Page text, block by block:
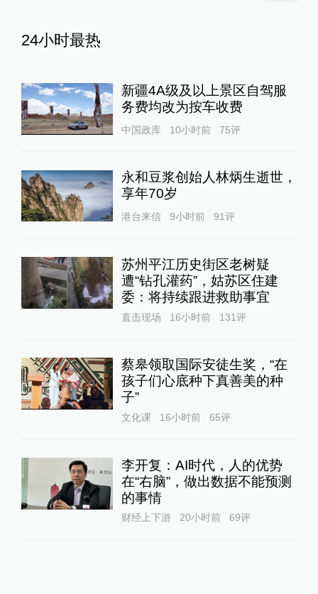
24小时最热
新疆4A级及以上景区自驾服
务费均改为按车收费
中国政库 10小时前 75评
永和豆浆创始人林炳生逝世，
享年70岁
港台来信 9小时前 91评
苏州平江历史街区老树疑
遭“钻孔灌药”，姑苏区住建
委：将持续跟进救助事宜
直击现场 16小时前 131评
蔡皋领取国际安徒生奖，“在
孩子们心底种下真善美的种
子”
文化课 16小时前 65评
李开复：AI时代，人的优势
在“右脑”，做出数据不能预测
的事情
财经上下游 20小时前 69评